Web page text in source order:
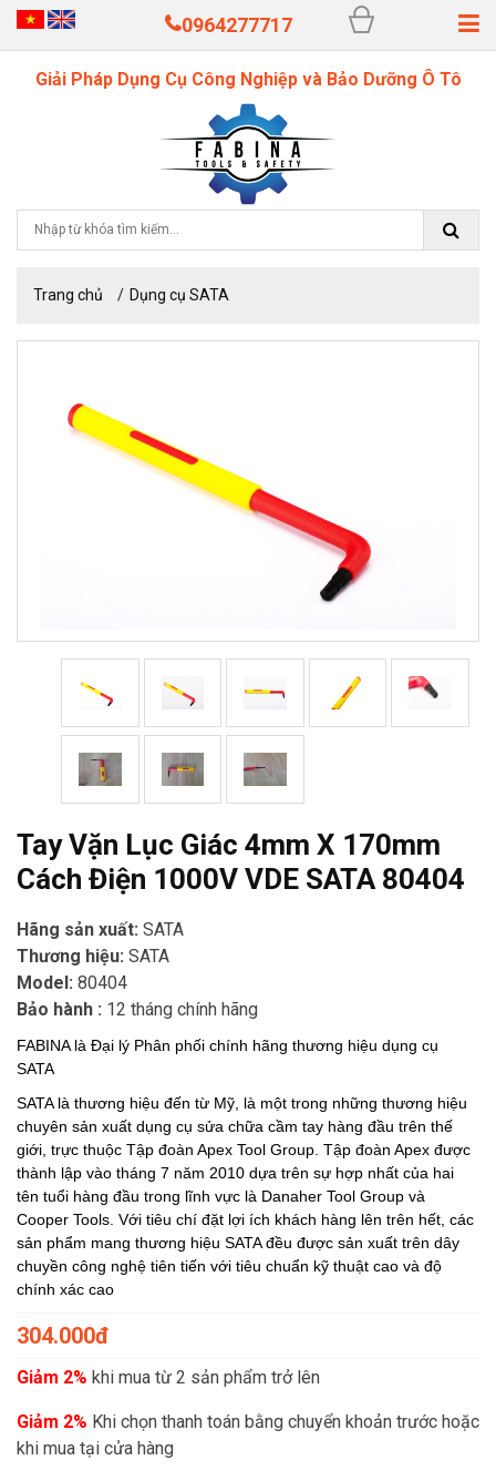
0964277717
Giải Pháp Dụng Cụ Công Nghiệp và Bảo Dưỡng Ô Tô
Trang chủ Dụng cụ SATA
Tay Vặn Lục Giác 4mm X 170mm
Cách Điện 1000V VDE SATA 80404
Hãng sản xuất: SATA
Thương hiệu: SATA
Model: 80404
Bảo hành : 12 tháng chính hãng
FABINA là Đại lý Phân phối chính hãng thương hiệu dụng cụ
SATA
SATA là thương hiệu đến từ Mỹ, là một trong những thương hiệu
chuyên sản xuất dụng cụ sửa chữa cầm tay hàng đầu trên thế
giới, trực thuộc Tập đoàn Apex Tool Group. Tập đoàn Apex được
thành lập vào tháng 7 năm 2010 dựa trên sự hợp nhất của hai
tên tuổi hàng đầu trong lĩnh vực là Danaher Tool Group và
Cooper Tools. Với tiêu chí đặt lợi ích khách hàng lên trên hết, các
sản phẩm mang thương hiệu SATA đều được sản xuất trên dây
chuyền công nghệ tiên tiến với tiêu chuẩn kỹ thuật cao và độ
chính xác cao
304.000đ
Giảm 2% khi mua từ 2 sản phẩm trở lên
Giảm 2% Khi chọn thanh toán bằng chuyển khoản trước hoặc
khi mua tại cửa hàng